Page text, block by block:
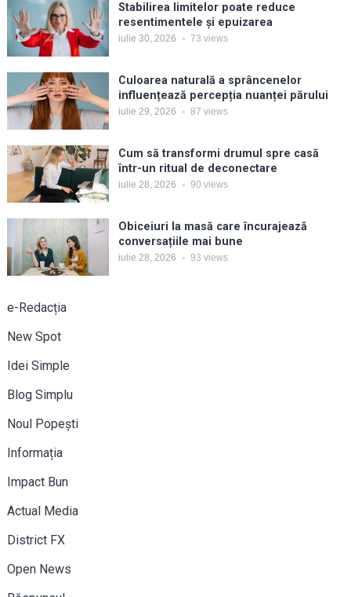
Stabilirea limitelor poate reduce
resentimentele și epuizarea
iulie 30, 2026 73 views
Culoarea naturală a sprâncenelor
influențează percepția nuanței părului
iulie 29, 2026 87 views
Cum să transformi drumul spre casă
într-un ritual de deconectare
iulie 28, 2026 90 views
Obiceiuri la masă care încurajează
conversațiile mai bune
iulie 28, 2026 93 views
e-Redacția
New Spot
Idei Simple
Blog Simplu
Noul Popești
Informația
Impact Bun
Actual Media
District FX
Open News